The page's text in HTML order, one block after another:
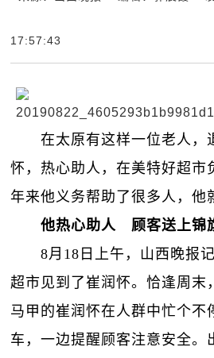
17:57:43
在太原有这样一位老人，
怀，热心助人，在美特好超市
年来他义务帮助了很多人，他
他热心助人 顾客送上锦
8月18日上午，山西晚报记
超市见到了崔润怀。恰逢周末
马甲的崔润怀在人群中忙个不
车，一边提醒顾客注意安全。